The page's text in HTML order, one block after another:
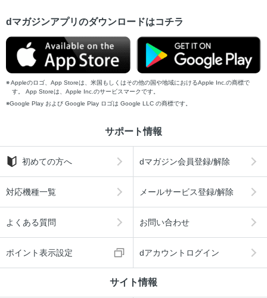
dマガジンアプリのダウンロードはコチラ
Appleのロゴ、App Storeは、米国もしくはその他の国や地域におけるApple Inc.の商標で
す。 App Storeは、Apple Inc.のサービスマークです。
Google Play および Google Play ロゴは Google LLC の商標です。
サポート情報
初めての方へ dマガジン会員登録/解除
対応機種一覧 メールサービス登録/解除
よくある質問 お問い合わせ
ポイント表示設定 dアカウントログイン
サイト情報